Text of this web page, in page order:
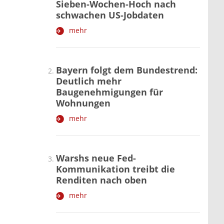
Sieben-Wochen-Hoch nach
schwachen US-Jobdaten
mehr
Bayern folgt dem Bundestrend:
Deutlich mehr
Baugenehmigungen für
Wohnungen
mehr
Warshs neue Fed-
Kommunikation treibt die
Renditen nach oben
mehr